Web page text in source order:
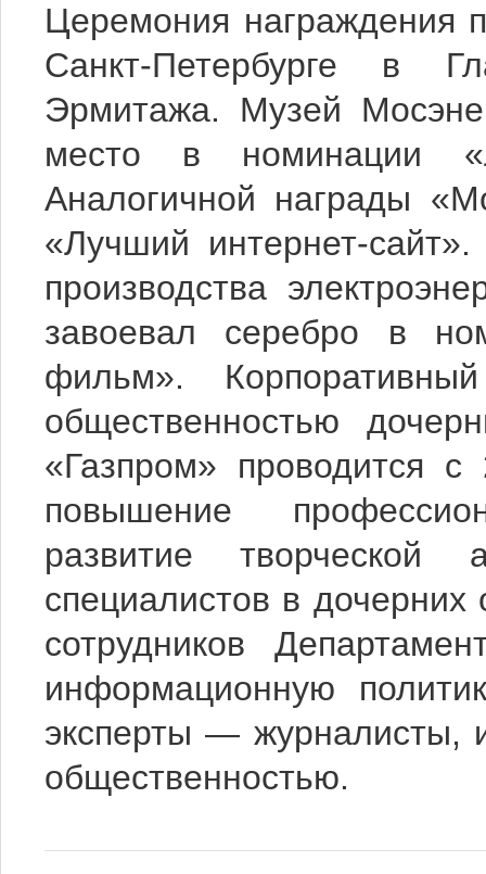
Церемония награждения
Санкт-Петербурге в
Эрмитажа. Музей
место в номинации
Аналогичной награды
«Лучший интернет-
производства
завоевал серебро в
фильм».
общественностью
«Газпром» проводится
повышение
развитие
специалистов в
сотрудников
информационную
эксперты — журналисты,
общественностью.